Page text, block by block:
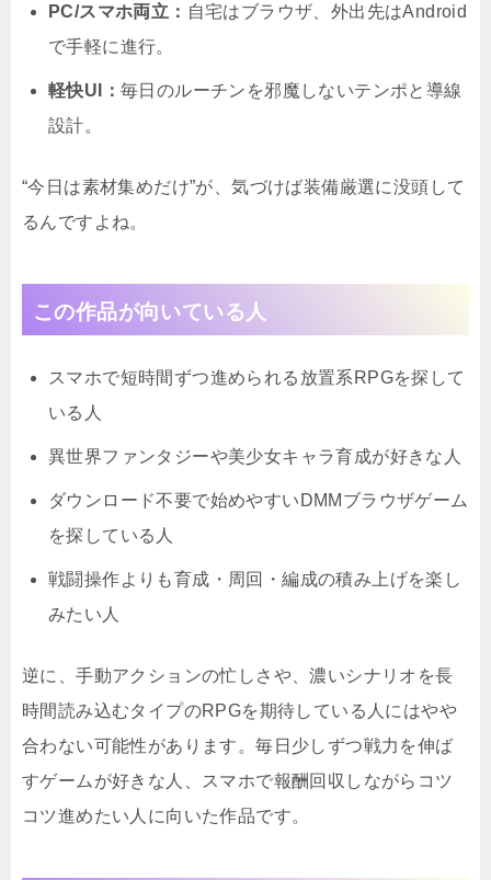
PC/スマホ両立： 自宅はブラウザ、外出先はAndroid
で手軽に進行。
軽快UI： 毎日のルーチンを邪魔しないテンポと導線
設計。
“今日は素材集めだけ”が、気づけば装備厳選に没頭して
るんですよね。
この作品が向いている人
スマホで短時間ずつ進められる放置系RPGを探して
いる人
異世界ファンタジーや美少女キャラ育成が好きな人
ダウンロード不要で始めやすいDMMブラウザゲーム
を探している人
戦闘操作よりも育成・周回・編成の積み上げを楽し
みたい人
逆に、手動アクションの忙しさや、濃いシナリオを長
時間読み込むタイプのRPGを期待している人にはやや
合わない可能性があります。毎日少しずつ戦力を伸ば
すゲームが好きな人、スマホで報酬回収しながらコツ
コツ進めたい人に向いた作品です。